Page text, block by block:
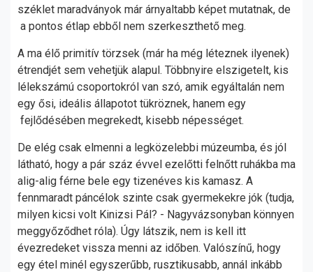
széklet maradványok már árnyaltabb képet mutatnak, de
a pontos étlap ebből nem szerkeszthető meg.
A ma élő primitív törzsek (már ha még léteznek ilyenek)
étrendjét sem vehetjük alapul. Többnyire elszigetelt, kis
lélekszámú csoportokról van szó, amik egyáltalán nem
egy ősi, ideális állapotot tükröznek, hanem egy
fejlődésében megrekedt, kisebb népességet.
De elég csak elmenni a legközelebbi múzeumba, és jól
látható, hogy a pár száz évvel ezelőtti felnőtt ruhákba ma
alig-alig férne bele egy tizenéves kis kamasz. A
fennmaradt páncélok szinte csak gyermekekre jók (tudja,
milyen kicsi volt Kinizsi Pál? - Nagyvázsonyban könnyen
meggyőződhet róla). Úgy látszik, nem is kell itt
évezredeket vissza menni az időben. Valószínű, hogy
egy étel minél egyszerűbb, rusztikusabb, annál inkább